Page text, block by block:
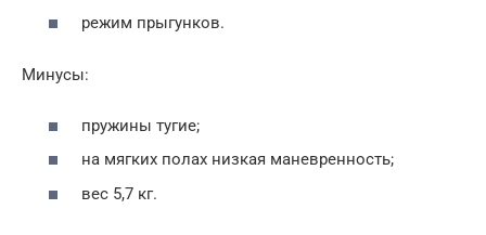
режим прыгунков.
Минусы:
пружины тугие;
на мягких полах низкая маневренность;
вес 5,7 кг.